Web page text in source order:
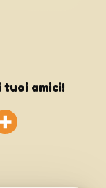
tuoi amici!